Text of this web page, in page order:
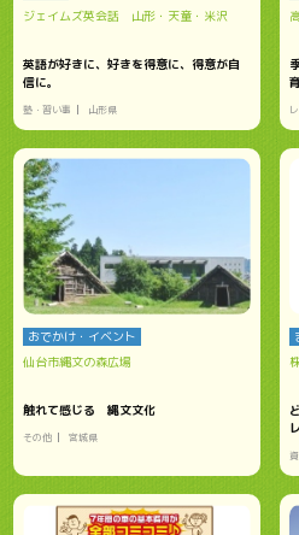
ジェイムズ英会話 山形・天童・米沢
英語が好きに、好きを得意に、得意が自
信に。
塾・習い事 山形県
おでかけ・イベント
仙台市縄文の森広場
触れて感じる 縄文文化
その他 宮城県